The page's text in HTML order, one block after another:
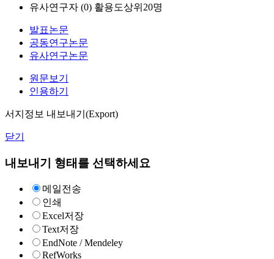
유사연구자 (0) 활용도상위20명
발표논문
공동연구논문
유사연구논문
원문보기
인용하기
서지정보 내보내기(Export)
닫기
내보내기 형태를 선택하세요
메일전송
인쇄
Excel저장
Text저장
EndNote / Mendeley
RefWorks